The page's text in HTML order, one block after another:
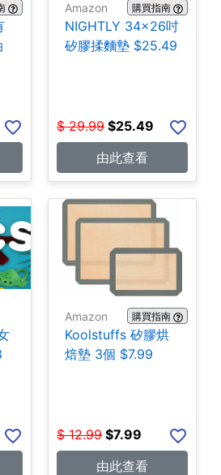
Amazon 購買指南
NIGHTLY 34x26吋
矽膠揉麵墊 $25.49
$ 29.99 $25.49
由此查看
Amazon 購買指南
Koolstuffs 矽膠烘
焙墊 3個 $7.99
$ 12.99 $7.99
由此查看